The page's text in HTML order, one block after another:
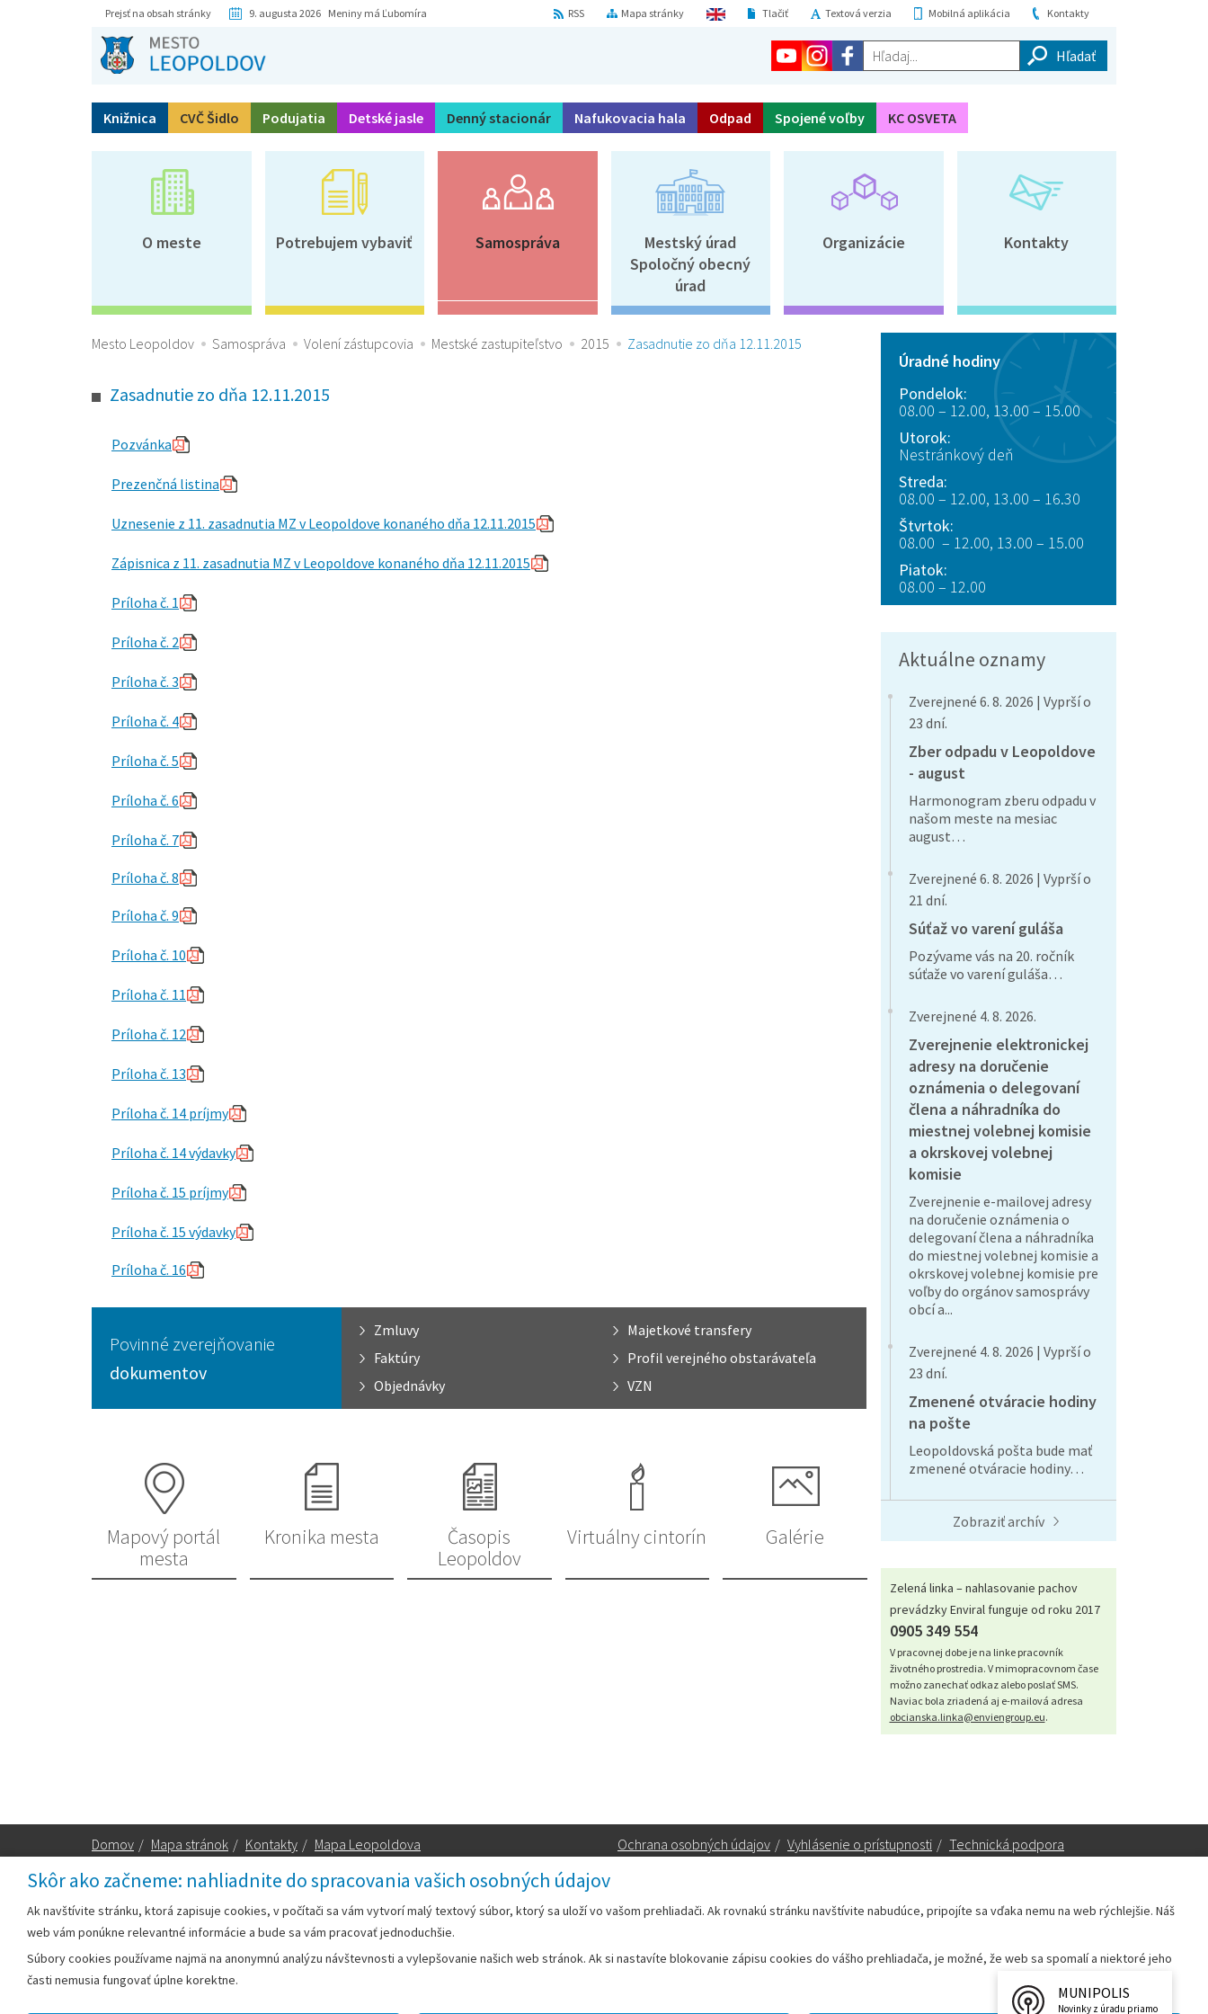
Skôr ako začneme: nahliadnite do spracovania vašich osobných údajov
Ak navštívite stránku, ktorá zapisuje cookies, v počítači sa vám vytvorí malý textový súbor, ktorý sa uloží vo vašom prehliadači. Ak rovnakú stránku navštívite nabudúce, pripojíte sa vďaka nemu na web rýchlejšie. Náš
web vám ponúkne relevantné informácie a bude sa vám pracovať jednoduchšie.
Súbory cookies používame najmä na anonymnú analýzu návštevnosti a vylepšovanie našich web stránok. Ak si nastavíte blokovanie zápisu cookies do vášho prehliadača, je možné, že web sa spomalí a niektoré jeho
časti nemusia fungovať úplne korektne.
Prejsť na obsah stránky 9. augusta 2026 Meniny má Ľubomíra Kontakty
Mobilná aplikácia
Textová verzia
Tlačiť
Mapa stránky
RSS
Hľadaj...
Knižnica CVČ Šidlo Podujatia Detské jasle Denný stacionár Nafukovacia hala Odpad Spojené voľby KC OSVETA
O meste Potrebujem vybaviť Samospráva
Mestský úrad
Spoločný obecný
úrad
Organizácie Kontakty
Mesto Leopoldov Samospráva Volení zástupcovia Mestské zastupiteľstvo 2015 Zasadnutie zo dňa 12.11.2015
Zasadnutie zo dňa 12.11.2015
Pozvánka
Prezenčná listina
Uznesenie z 11. zasadnutia MZ v Leopoldove konaného dňa 12.11.2015
Zápisnica z 11. zasadnutia MZ v Leopoldove konaného dňa 12.11.2015
Príloha č. 1
Príloha č. 2
Príloha č. 3
Príloha č. 4
Príloha č. 5
Príloha č. 6
Príloha č. 7
Príloha č. 8
Príloha č. 9
Príloha č. 10
Príloha č. 11
Príloha č. 12
Príloha č. 13
Príloha č. 14 príjmy
Príloha č. 14 výdavky
Príloha č. 15 príjmy
Príloha č. 15 výdavky
Príloha č. 16
Povinné zverejňovanie
dokumentov
Zmluvy
Majetkové transfery
Faktúry
Profil verejného obstarávateľa
Objednávky
VZN
Mapový portál
mesta
Kronika mesta
Časopis
Leopoldov
Virtuálny cintorín Galérie
Úradné hodiny
Pondelok:
08.00 – 12.00, 13.00 – 15.00
Utorok:
Nestránkový deň
Streda:
08.00 – 12.00, 13.00 – 16.30
Štvrtok:
08.00 – 12.00, 13.00 – 15.00
Piatok:
08.00 – 12.00
Aktuálne oznamy
Zverejnené 6. 8. 2026 | Vyprší o
23 dní.
Zber odpadu v Leopoldove
- august
Harmonogram zberu odpadu v
našom meste na mesiac
august…
Zverejnené 6. 8. 2026 | Vyprší o
21 dní.
Súťaž vo varení guláša
Pozývame vás na 20. ročník
súťaže vo varení guláša…
Zverejnené 4. 8. 2026.
Zverejnenie elektronickej
adresy na doručenie
oznámenia o delegovaní
člena a náhradníka do
miestnej volebnej komisie
a okrskovej volebnej
komisie
Zverejnenie e-mailovej adresy
na doručenie oznámenia o
delegovaní člena a náhradníka
do miestnej volebnej komisie a
okrskovej volebnej komisie pre
voľby do orgánov samosprávy
obcí a...
Zverejnené 4. 8. 2026 | Vyprší o
23 dní.
Zmenené otváracie hodiny
na pošte
Leopoldovská pošta bude mať
zmenené otváracie hodiny…
Zobraziť archív
Zelená linka – nahlasovanie pachov
prevádzky Enviral funguje od roku 2017
0905 349 554
V pracovnej dobe je na linke pracovník
životného prostredia. V mimopracovnom čase
možno zanechať odkaz alebo poslať SMS.
Naviac bola zriadená aj e-mailová adresa
obcianska.linka@enviengroup.eu.
Domov / Mapa stránok / Kontakty / Mapa Leopoldova Ochrana osobných údajov / Vyhlásenie o prístupnosti / Technická podpora
Mestský úrad Leopoldov
Hlohovská cesta 1818/2A
Email:mesto@leopoldov.sk
Primátorka:primatorka@leopoldov.sk
webmaster@leopoldov.sk
MUNIPOLIS
Novinky z úradu priamo